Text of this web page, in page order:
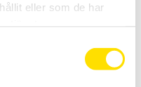
eller som de har
LÄS MER